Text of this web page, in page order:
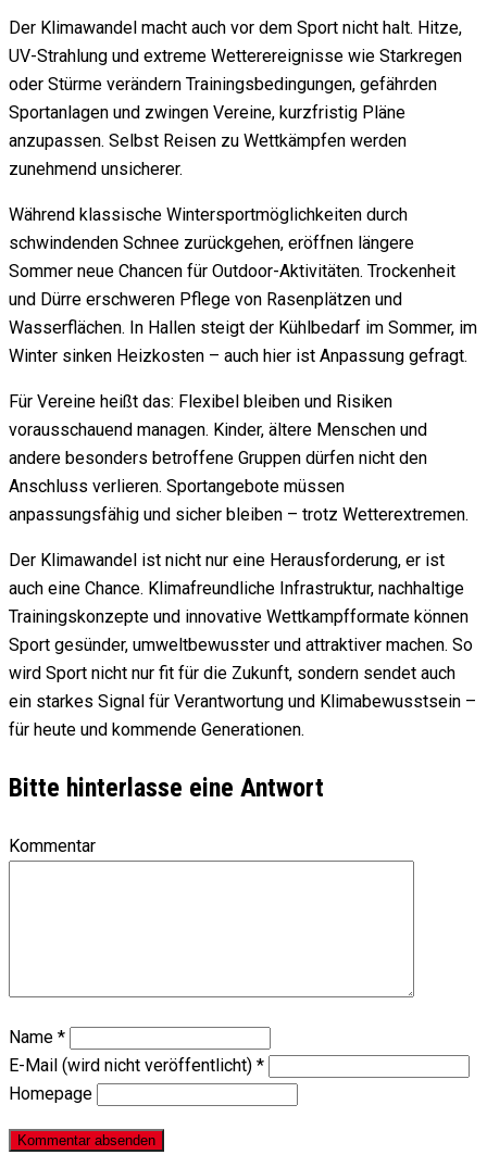
Der Klimawandel macht auch vor dem Sport nicht halt. Hitze,
UV-Strahlung und extreme Wetterereignisse wie Starkregen
oder Stürme verändern Trainingsbedingungen, gefährden
Sportanlagen und zwingen Vereine, kurzfristig Pläne
anzupassen. Selbst Reisen zu Wettkämpfen werden
zunehmend unsicherer.
Während klassische Wintersportmöglichkeiten durch
schwindenden Schnee zurückgehen, eröffnen längere
Sommer neue Chancen für Outdoor-Aktivitäten. Trockenheit
und Dürre erschweren Pflege von Rasenplätzen und
Wasserflächen. In Hallen steigt der Kühlbedarf im Sommer, im
Winter sinken Heizkosten – auch hier ist Anpassung gefragt.
Für Vereine heißt das: Flexibel bleiben und Risiken
vorausschauend managen. Kinder, ältere Menschen und
andere besonders betroffene Gruppen dürfen nicht den
Anschluss verlieren. Sportangebote müssen
anpassungsfähig und sicher bleiben – trotz Wetterextremen.
Der Klimawandel ist nicht nur eine Herausforderung, er ist
auch eine Chance. Klimafreundliche Infrastruktur, nachhaltige
Trainingskonzepte und innovative Wettkampfformate können
Sport gesünder, umweltbewusster und attraktiver machen. So
wird Sport nicht nur fit für die Zukunft, sondern sendet auch
ein starkes Signal für Verantwortung und Klimabewusstsein –
für heute und kommende Generationen.
Bitte hinterlasse eine Antwort
Kommentar
Name *
E-Mail (wird nicht veröffentlicht) *
Homepage